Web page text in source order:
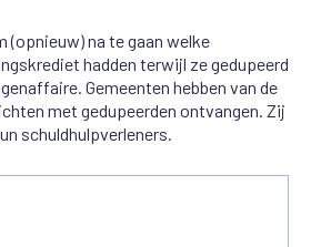
(opnieuw) na te gaan welke
hadden terwijl ze gedupeerd
Gemeenten hebben van de
met gedupeerden ontvangen. Zij
schuldhulpverleners.